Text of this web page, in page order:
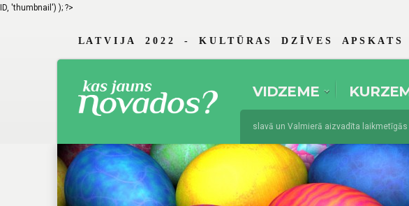
ID, 'thumbnail') ); ?>
L A T V I J A 2 0 2 2 - K U L T Ū R A S D Z Ī V E S A P S K A T S
VIDZEME
Braslavā un Valmierā aizvadīta laikmetīgās